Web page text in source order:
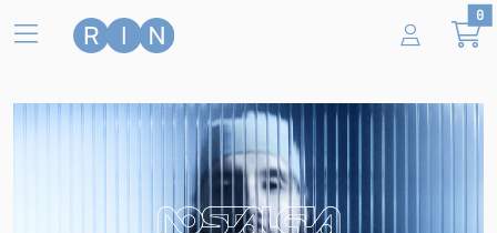
Zum Hauptinhalt springen 0
Nostalgia
Termine und Tickets